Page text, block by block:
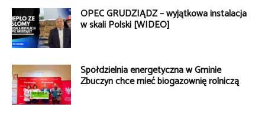
OPEC GRUDZIĄDZ – wyjątkowa instalacja
w skali Polski [WIDEO]
Spółdzielnia energetyczna w Gminie
Zbuczyn chce mieć biogazownię rolniczą